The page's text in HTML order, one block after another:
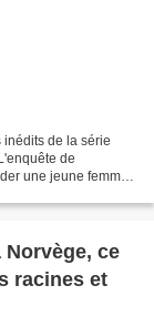
de la série
de
une jeune femme
Norvège, ce
racines et